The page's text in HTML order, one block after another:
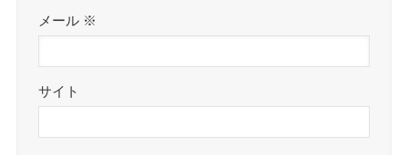
メール ※
サイト